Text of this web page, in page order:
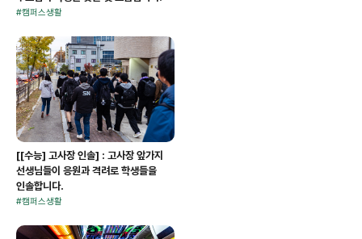
#캠퍼스생활
[[수능] 고사장 인솔] : 고사장 앞가지
선생님들이 응원과 격려로 학생들을
인솔합니다.
#캠퍼스생활